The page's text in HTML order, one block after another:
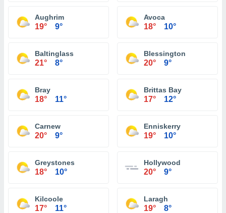
Aughrim
19° 9°
Avoca
18° 10°
Baltinglass
21° 8°
Blessington
20° 9°
Bray
18° 11°
Brittas Bay
17° 12°
Carnew
20° 9°
Enniskerry
19° 10°
Greystones
18° 10°
Hollywood
20° 9°
Kilcoole
17° 11°
Laragh
19° 8°